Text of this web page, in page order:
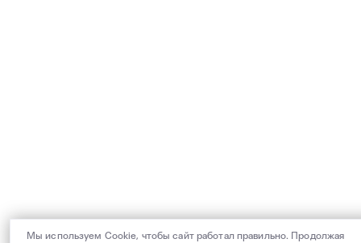
Мы используем Cookie, чтобы сайт работал правильно. Продолжая